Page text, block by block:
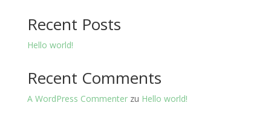
Recent Posts
Hello world!
Recent Comments
A WordPress Commenterzu Hello world!